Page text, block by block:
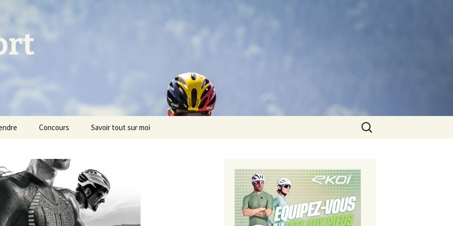
Concours Savoir tout sur moi
Rechercher :